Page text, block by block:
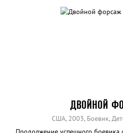
ДВОЙНОЙ
США, 2003, Боевик,